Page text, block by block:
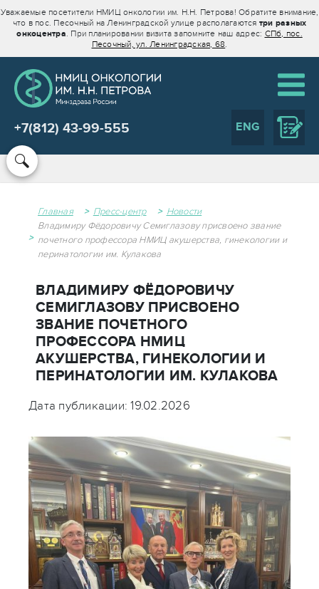
Уважаемые посетители НМИЦ онкологии им. Н.Н. Петрова! Обратите внимание,
что в пос. Песочный на Ленинградской улице располагаются три разных
онкоцентра. При планировании визита запомните наш адрес: СПб, пос.
Песочный, ул. Ленинградская, 68.
+7(812) 43-99-555 ENG
Главная Пресс-центр
Новости
Владимиру Фёдоровичу Семиглазову присвоено звание
почетного профессора НМИЦ акушерства, гинекологии и
перинатологии им. Кулакова
ВЛАДИМИРУ ФЁДОРОВИЧУ
СЕМИГЛАЗОВУ ПРИСВОЕНО
ЗВАНИЕ ПОЧЕТНОГО
ПРОФЕССОРА НМИЦ
АКУШЕРСТВА, ГИНЕКОЛОГИИ И
ПЕРИНАТОЛОГИИ ИМ. КУЛАКОВА
Дата публикации: 19.02.2026